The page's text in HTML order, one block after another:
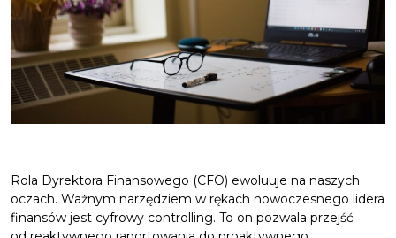
Rola Dyrektora Finansowego (CFO) ewoluuje na naszych
oczach. Ważnym narzędziem w rękach nowoczesnego lidera
finansów jest cyfrowy controlling. To on pozwala przejść